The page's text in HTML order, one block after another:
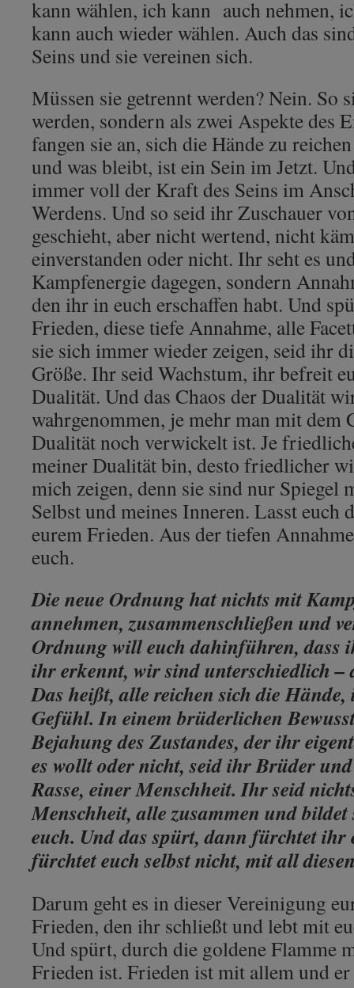
kann wählen, ich kann auch nehmen,
kann auch wieder wählen. Auch das
Seins und sie vereinen sich.
Müssen sie getrennt werden? Nein. So
werden, sondern als zwei Aspekte des
fangen sie an, sich die Hände zu
und was bleibt, ist ein Sein im Jetzt.
immer voll der Kraft des Seins im
Werdens. Und so seid ihr Zuschauer
geschieht, aber nicht wertend, nicht
einverstanden oder nicht. Ihr seht es
Kampfenergie dagegen, sondern
den ihr in euch erschaffen habt. Und
Frieden, diese tiefe Annahme, alle
sie sich immer wieder zeigen, seid ihr
Größe. Ihr seid Wachstum, ihr befreit
Dualität. Und das Chaos der Dualität
wahrgenommen, je mehr man mit dem
Dualität noch verwickelt ist. Je
meiner Dualität bin, desto friedlicher
mich zeigen, denn sie sind nur Spiegel
Selbst und meines Inneren. Lasst euch
eurem Frieden. Aus der tiefen
euch.
Die neue Ordnung hat nichts mit
annehmen, zusammenschließen und
Ordnung will euch dahinführen, dass
ihr erkennt, wir sind unterschiedlich –
Das heißt, alle reichen sich die
Gefühl. In einem brüderlichen
Bejahung des Zustandes, der ihr
es wollt oder nicht, seid ihr Brüder
Rasse, einer Menschheit. Ihr seid
Menschheit, alle zusammen und bildet
euch. Und das spürt, dann fürchtet
fürchtet euch selbst nicht, mit all
Darum geht es in dieser Vereinigung
Frieden, den ihr schließt und lebt mit
Und spürt, durch die goldene Flamme
Frieden ist. Frieden ist mit allem und